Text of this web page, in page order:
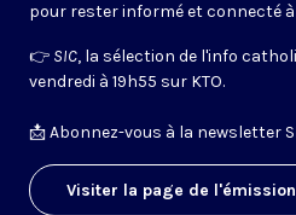
pour rester informé et connecté à
👉 SIC, la sélection de l'info
vendredi à 19h55 sur KTO.
📩Abonnez-vous à la newsletter
Visiter la page de l'émission